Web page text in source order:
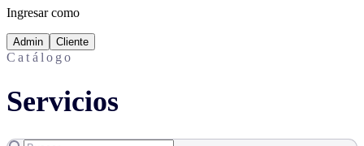
Ingresar como
Admin Cliente
Catálogo
Servicios